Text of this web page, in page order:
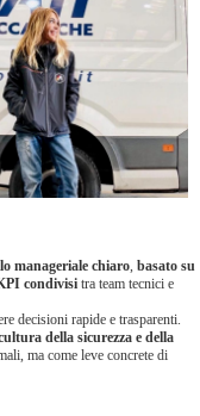
manageriale chiaro basato su
condivisi tra team tecnici e
decisioni rapide e trasparenti.
della sicurezza e della
ma come leve concrete di